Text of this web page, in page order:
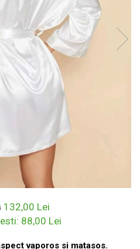
132,00 Lei
88,00 Lei
vaporos si matasos.